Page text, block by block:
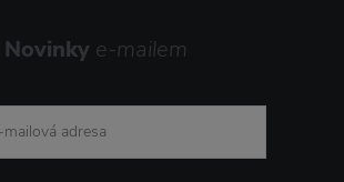
Novinky e-mailem